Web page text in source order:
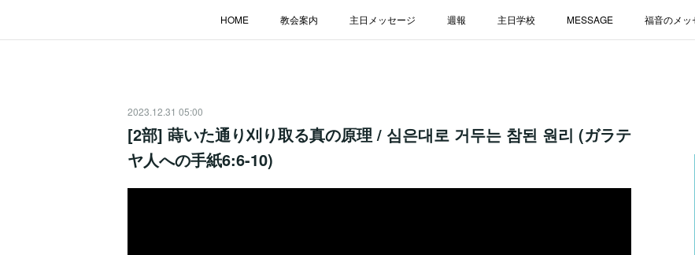
HOME 教会案内 主日メッセージ 週報 主日学校 MESSAGE 福音のメッ
2023.12.31 05:00
[2部] 蒔いた通り刈り取る真の原理 / 심은대로 거두는 참된 원리 (ガラテ
ヤ人への手紙6:6-10)